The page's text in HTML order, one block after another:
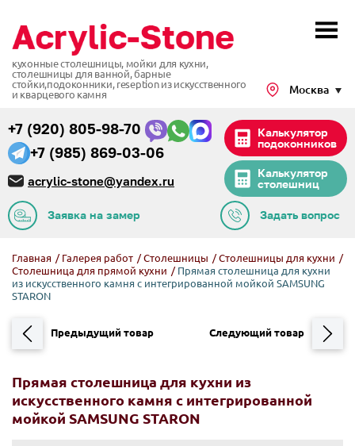
кухонные столешницы, мойки для кухни,
столешницы для ванной, барные
стойки,подоконники, reseption из искусственного
и кварцевого камня
+7 (985) 869-03-06
+7 (920) 805-98-70
acrylic-stone@yandex.ru
Калькулятор
столешниц
Калькулятор
подоконников
Москва
Задать вопрос
Заявка на замер
Главная / Галерея работ /Столешницы /Столешницы для кухни /
Столешница для прямой кухни / Прямая столешница для кухни
из искусственного камня с интегрированной мойкой SAMSUNG
STARON
Прямая столешница для кухни из
искусственного камня с интегрированной
мойкой SAMSUNG STARON